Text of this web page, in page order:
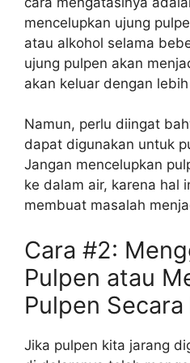
mencelupkan ujung
atau alkohol selama
ujung pulpen akan
akan keluar dengan
Namun, perlu diingat
dapat digunakan untuk
Jangan mencelupkan
ke dalam air, karena hal
membuat masalah
Cara #2:
Pulpen atau
Pulpen Secara
Jika pulpen kita jarang